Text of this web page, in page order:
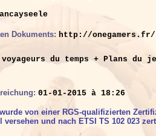
Dokuments: http://onegamers.fr/
du temps + Plans du
01-01-2015 à 18:26
von einer RGS-qualifizierten
versehen und nach ETSI TS 102 023